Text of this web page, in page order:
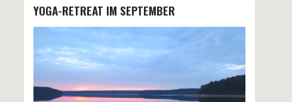
YOGA-RETREAT IM SEPTEMBER